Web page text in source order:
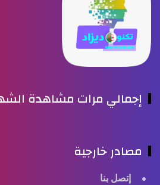
مرات مشاهدة الشهرية
خارجية
إتصل بنا